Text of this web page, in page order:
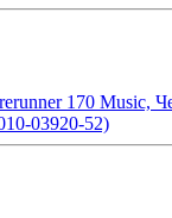
170 Music,
03920-52)